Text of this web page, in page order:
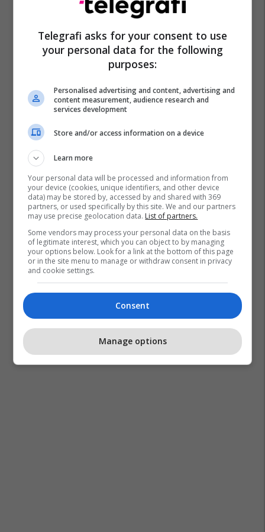
Policia E Maqedonisë Së Veriut Mpb Maqedoni
Telegrafi asks for your consent to use
your personal data for the following
purposes:
Personalised advertising and content, advertising and
content measurement, audience research and
services development
Store and/or access information on a device
Learn more
Your personal data will be processed and information from
your device (cookies, unique identifiers, and other device
data) may be stored by, accessed by and shared with 369
partners, or used specifically by this site. We and our partners
may use precise geolocation data. List of partners.
Some vendors may process your personal data on the basis
of legitimate interest, which you can object to by managing
your options below. Look for a link at the bottom of this page
or in the site menu to manage or withdraw consent in privacy
and cookie settings.
Consent
Manage options